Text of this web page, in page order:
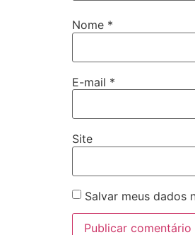
Nome *
E-mail *
Site
Salvar meus dados